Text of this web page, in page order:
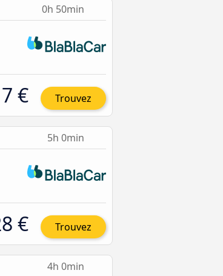
0h 50min
7 € Trouvez
5h 0min
€ Trouvez
4h 0min